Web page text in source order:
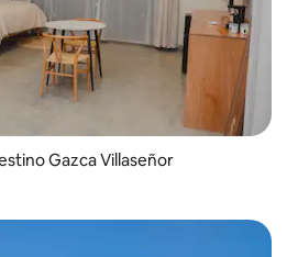
Gazca Villaseñor